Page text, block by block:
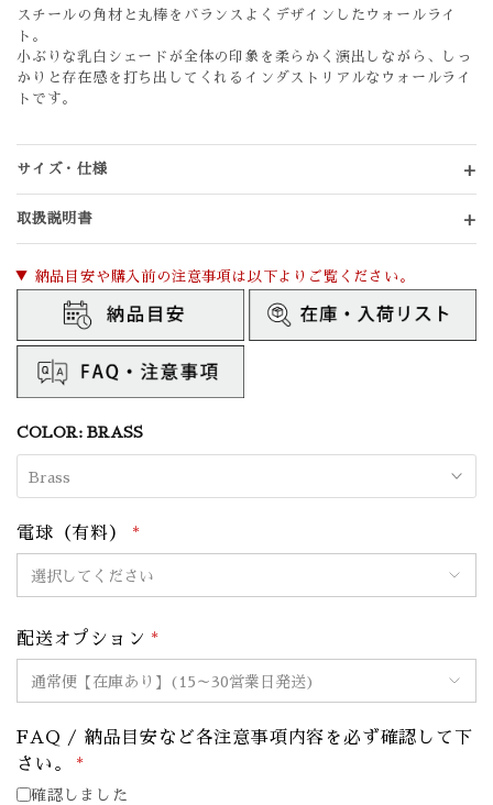
スチールの角材と丸棒をバランスよくデザインしたウォールライ
ト。
小ぶりな乳白シェードが全体の印象を柔らかく演出しながら、しっ
かりと存在感を打ち出してくれるインダストリアルなウォールライ
トです。
サイズ・仕様
取扱説明書
▼ 納品目安や購入前の注意事項は以下よりご覧ください。
COLOR: BRASS
Brass
電球（有料） *
配送オプション *
FAQ / 納品目安など各注意事項内容を必ず確認して下
さい。
*
確認しました